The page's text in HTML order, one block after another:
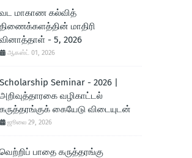
வட மாகாண கல்வித்
திணைக்களத்தின் மாதிரி
வினாத்தாள் - 5, 2026
ஆகஸ்ட் 01, 2026
Scholarship Seminar - 2026 |
அறிவுத்தாரகை வழிகாட்டல்
கருத்தரங்குக் கையேடு விடையுடன்
ஜூலை 29, 2026
வெற்றிப் பாதை கருத்தரங்கு